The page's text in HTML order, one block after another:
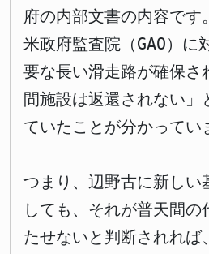
府の内部文書の内容です
米政府監査院（GAO）に
要な長い滑走路が確保さ
間施設は返還されない」
ていたことが分かってい
つまり、辺野古に新しい
しても、それが普天間の
たせないと判断されれば